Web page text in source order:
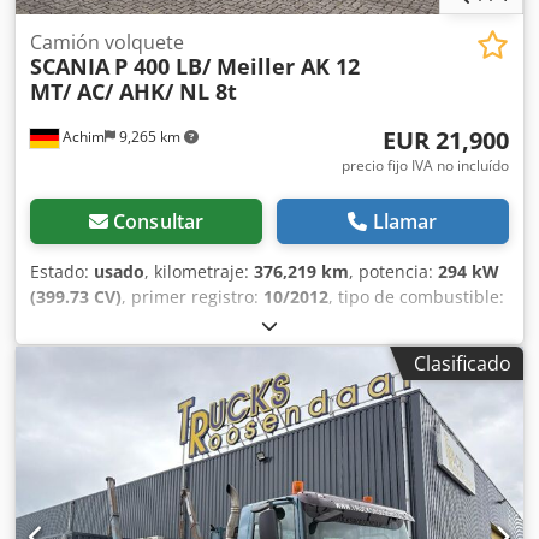
Achim 9,265 km
Camión volquete
SCANIA P 400 LB/ Meiller AK 12
MT/ AC/ AHK/ NL 8t
EUR 21,900
precio fijo IVA no incluído
Consultar Llamar
Estado: usado, kilometraje: 376,219 km, potencia: 294 kW
(399.73 CV), primer registro: 10/2012, tipo de combustible:
, configuración de ejes:
próxima inspección (TÜV):01/2027, color:blanco, tipo de
, clase de emisión: Euro 5
ABS, aire acondicionado, Equipamiento: *
Volquete con contenedor abatible Meiller, extensible, *
Modelo AK 12 MT, * Faros adicionales, * Compartimento
de almacenamiento. Características: * Cabina S, *
Suspensión de ballestas y suspensión neumática, *
Enganche de remolque de 40 mm con sistema de frenos
Clasificado